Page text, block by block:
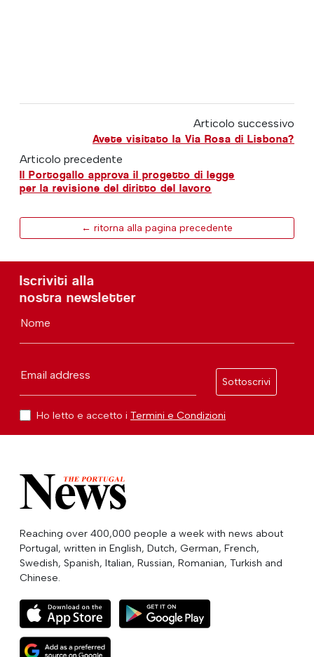
Articolo successivo
Avete visitato la Via Rosa di Lisbona?
Articolo precedente
Il Portogallo approva il progetto di legge
per la revisione del diritto del lavoro
← ritorna alla pagina precedente
Iscriviti alla
nostra newsletter
Nome
Email address
Sottoscrivi
Ho letto e accetto i Termini e Condizioni
Reaching over 400,000 people a week with news about
Portugal, written in English, Dutch, German, French,
Swedish, Spanish, Italian, Russian, Romanian, Turkish and
Chinese.